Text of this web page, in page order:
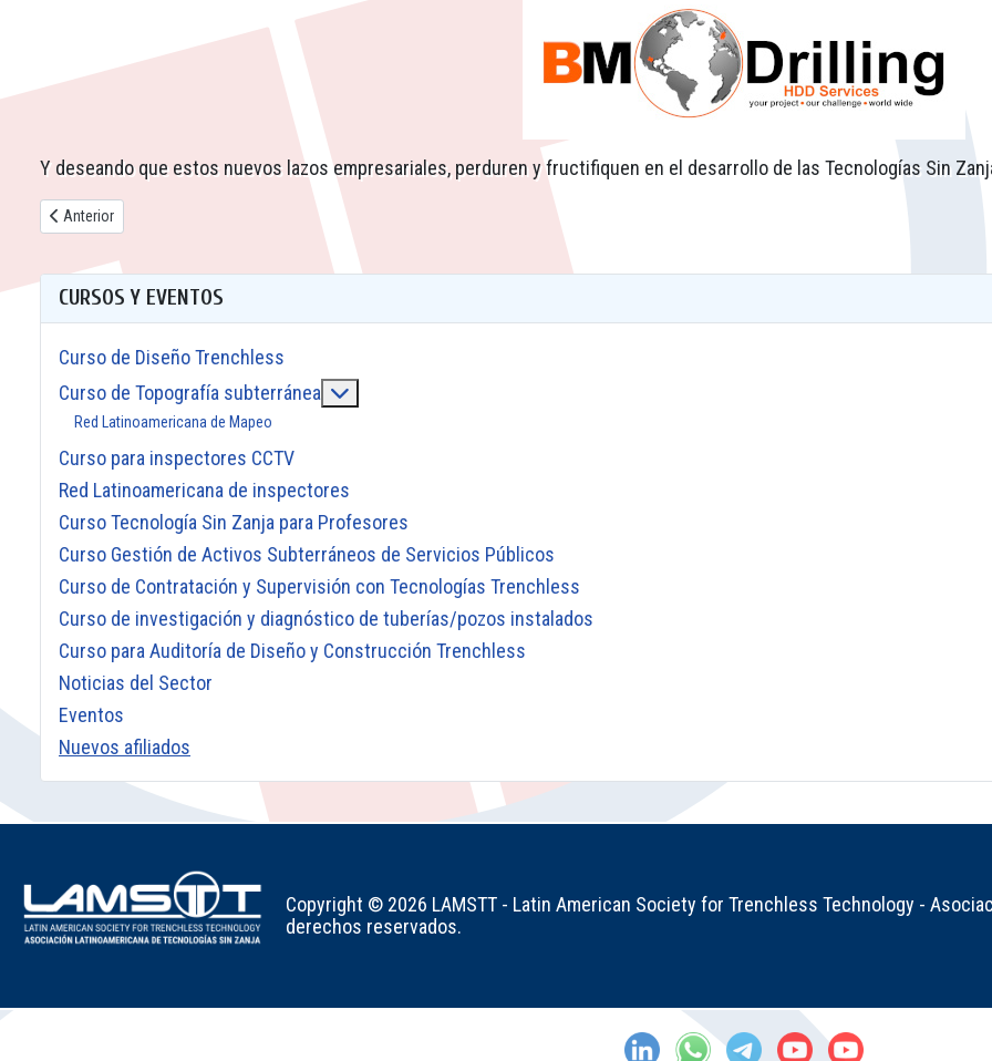
Y deseando que estos nuevos lazos empresariales, perduren y fructifiquen en el desarrollo de las Tecnologías Sin
Artículo anterior: Nuevos miembros LAMSTT - Mayo 2026
Anterior
CURSOS Y EVENTOS
Curso de Diseño Trenchless
Curso de Topografía subterránea
Red Latinoamericana de Mapeo
Curso para inspectores CCTV
Red Latinoamericana de inspectores
Curso Tecnología Sin Zanja para Profesores
Curso Gestión de Activos Subterráneos de Servicios Públicos
Curso de Contratación y Supervisión con Tecnologías Trenchless
Curso de investigación y diagnóstico de tuberías/pozos instalados
Curso para Auditoría de Diseño y Construcción Trenchless
Noticias del Sector
Eventos
Nuevos afiliados
Copyright © 2026 LAMSTT - Latin American Society for Trenchless Technology -
derechos reservados.